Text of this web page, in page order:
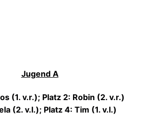
Jugend A
(1. v.r.); Platz 2: Robin (2. v.r.)
(2. v.l.); Platz 4: Tim (1. v.l.)